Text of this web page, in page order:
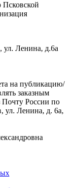
Псковской
ул. Ленина, д.6а
на публикацию/
заказным
Почту России по
ул. Ленина, д. 6а,